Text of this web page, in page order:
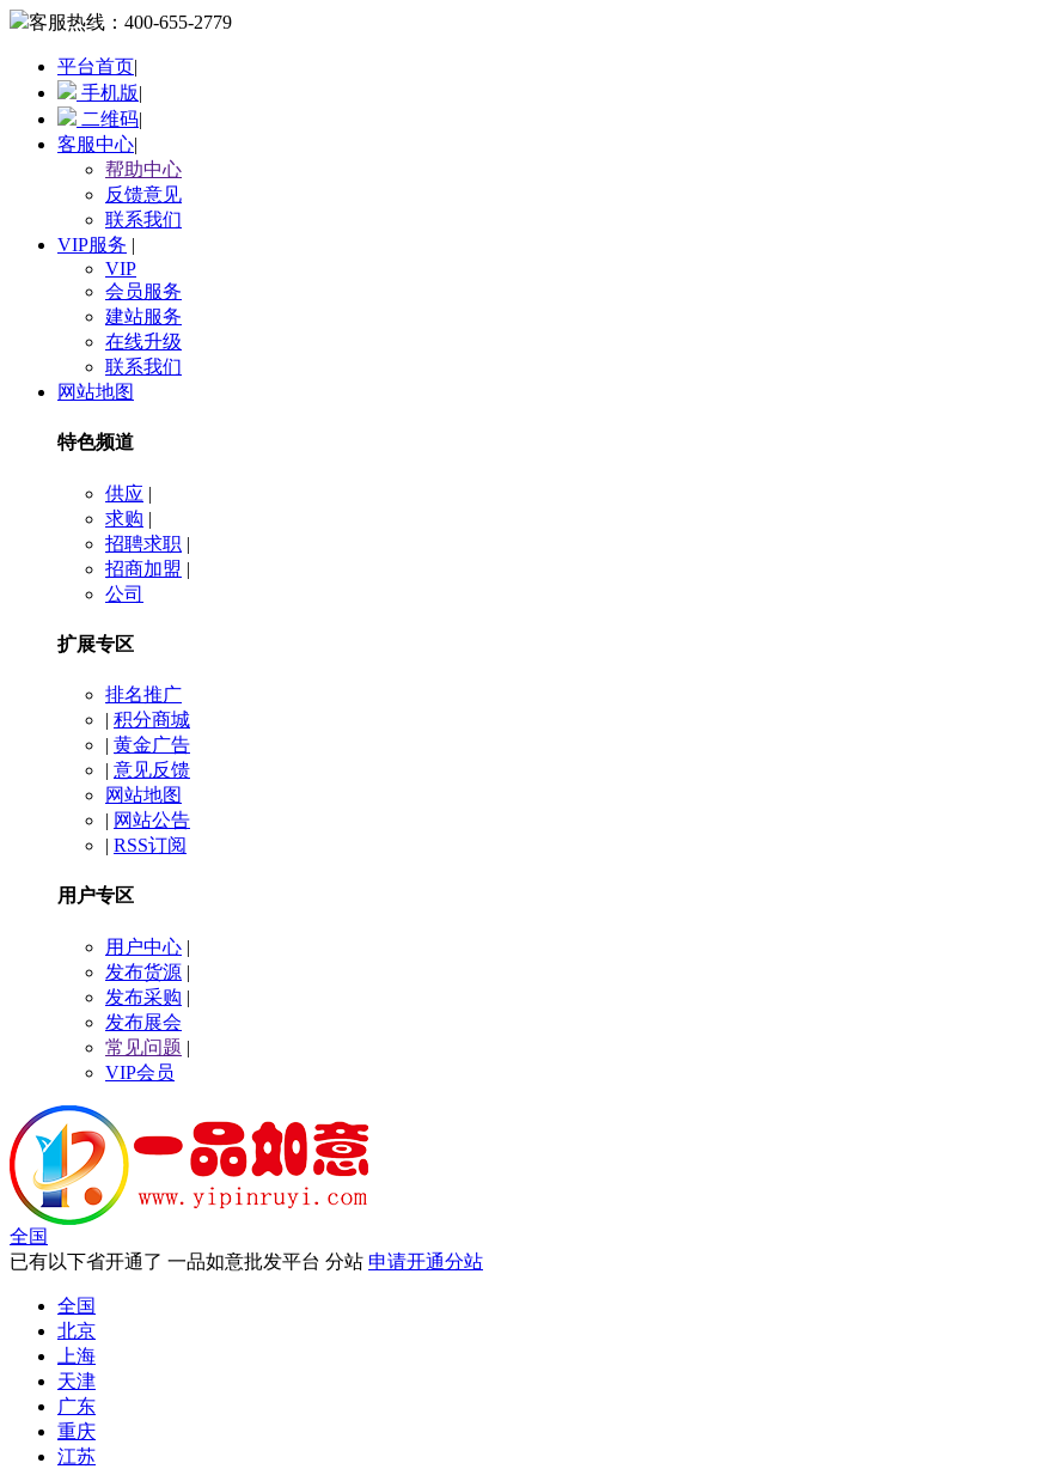
客服热线： 400-655-2779
平台首页|
手机版|
二维码|
客服中心|
帮助中心
反馈意见
联系我们
VIP服务 |
VIP
会员服务
建站服务
在线升级
联系我们
网站地图
特色频道
供应 |
求购 |
招聘求职 |
招商加盟 |
公司
扩展专区
排名推广
| 积分商城
| 黄金广告
| 意见反馈
网站地图
| 网站公告
| RSS订阅
用户专区
用户中心 |
发布货源 |
发布采购 |
发布展会
常见问题 |
VIP会员
全国
已有以下省开通了 一品如意批发平台 分站 申请开通分站
全国
北京
上海
天津
广东
重庆
江苏